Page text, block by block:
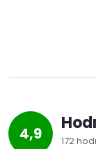
4,9
172